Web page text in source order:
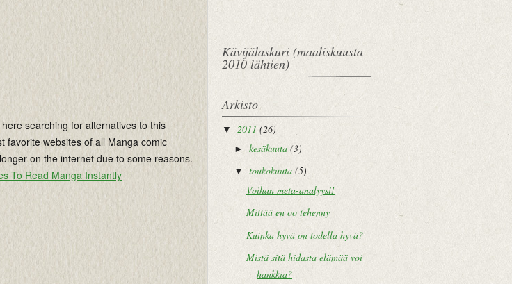
searching for alternatives to this
favorite websites of all Manga comic
on the internet due to some reasons.
To Read Manga Instantly
Kävijälaskuri (maaliskuusta
2010 lähtien)
Arkisto
▼ 2011 (26)
► kesäkuuta (3)
▼ toukokuuta (5)
Voihan meta-analyysi!
Mittää en oo tehenny
Kuinka hyvä on todella hyvä?
Mistä sitä hidasta elämää voi
hankkia?